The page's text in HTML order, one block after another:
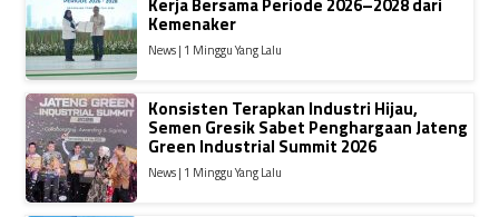
Kemenaker
News | 1 Minggu Yang Lalu
Konsisten Terapkan Industri Hijau,
Semen Gresik Sabet Penghargaan Jateng
Green Industrial Summit 2026
News | 1 Minggu Yang Lalu